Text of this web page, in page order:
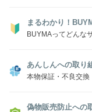
まるわかり！
BUYMAってどんな
あんしんへの取り
本物保証・不良交換
偽物販売防止への